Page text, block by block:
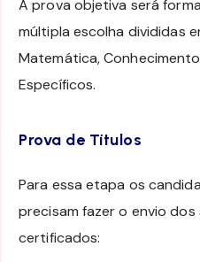
A prova objetiva será
múltipla escolha divididas
Matemática,
Específicos.
Prova de Títulos
Para essa etapa os
precisam fazer o envio
certificados: